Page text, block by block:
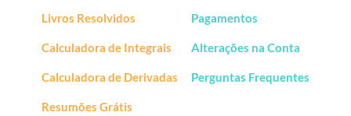
Livros Resolvidos
Calculadora de Integrais
Calculadora de Derivadas
Resumões Grátis
Pagamentos
Alterações na Conta
Perguntas Frequentes